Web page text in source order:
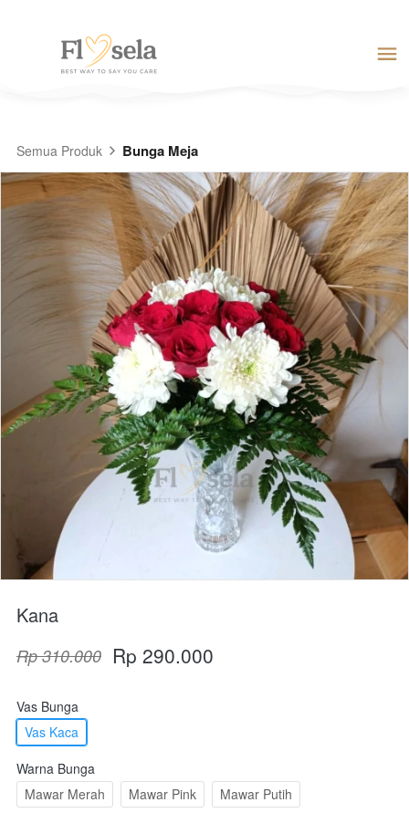
Semua Produk Bunga Meja
Kana
Rp 310.000 Rp 290.000
Vas Bunga
Vas Kaca
Warna Bunga
Mawar Merah
Mawar Pink
Mawar Putih